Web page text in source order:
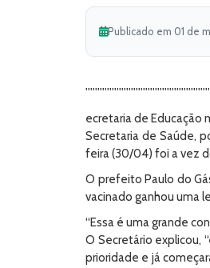
Publicado em 01 de
ecretaria de Educação
Secretaria de Saúde,
feira (30/04) foi a vez
O prefeito Paulo do
vacinado ganhou uma
“Essa é uma grande
O Secretário explicou,
prioridade e já